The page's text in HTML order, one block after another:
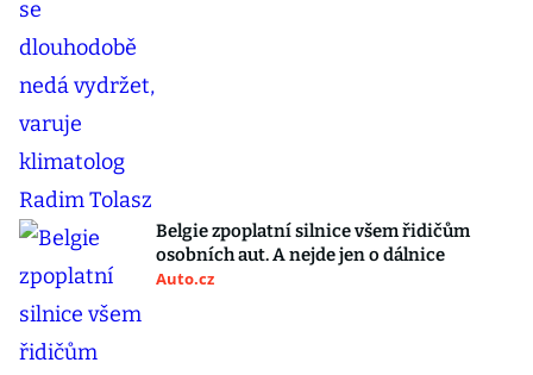
Belgie zpoplatní silnice všem řidičům
osobních aut. A nejde jen o dálnice
Auto.cz